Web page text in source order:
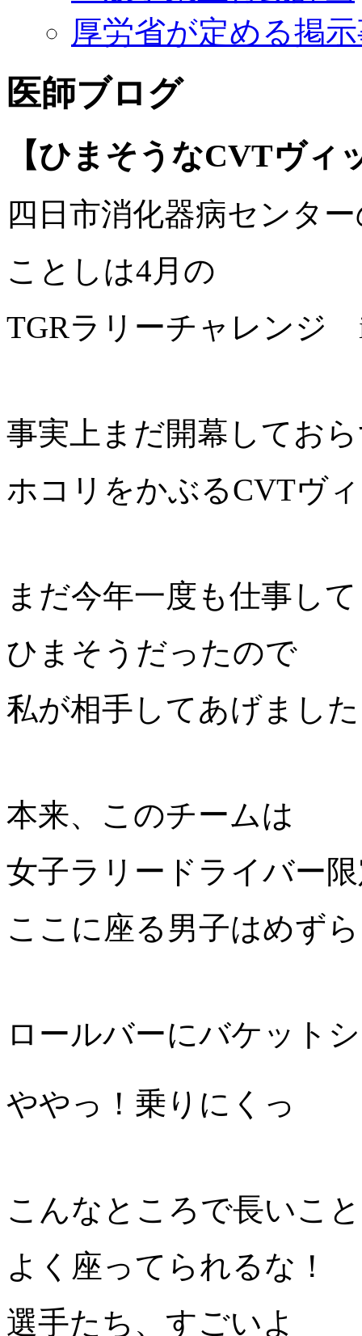
厚労省が定める掲
医師ブログ
【ひまそうなCVTヴィ
四日市消化器病センタ
ことしは4月の
TGRラリーチャレンジ
事実上まだ開幕してお
ホコリをかぶるCVTヴ
まだ今年一度も仕事し
ひまそうだったので
私が相手してあげました
本来、このチームは
女子ラリードライバー
ここに座る男子はめず
ロールバーにバケット
ややっ！乗りにくっ
こんなところで長いこと
よく座ってられるな！
選手たち、すごいよ